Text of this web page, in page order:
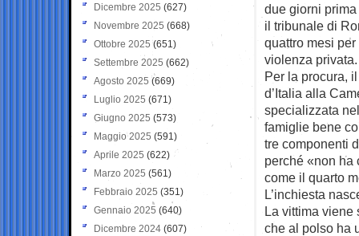
due giorni
il tribunale di
quattro mesi
violenza privata.
Per la procura,
d’Italia alla
specializzata
famiglie bene
tre componenti
perché «non ha
come il quarto
L’inchiesta
La vittima viene
che al polso ha
Dicembre 2025 (627)
Novembre 2025 (668)
Ottobre 2025 (651)
Settembre 2025 (662)
Agosto 2025 (669)
Luglio 2025 (671)
Giugno 2025 (573)
Maggio 2025 (591)
Aprile 2025 (622)
Marzo 2025 (561)
Febbraio 2025 (351)
Gennaio 2025 (640)
Dicembre 2024 (607)